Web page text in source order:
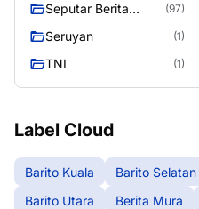
Seputar Berita
(97)
Seruyan (1)
TNI (1)
Label Cloud
Barito Kuala Barito Selatan
Barito Utara
Berita Mura